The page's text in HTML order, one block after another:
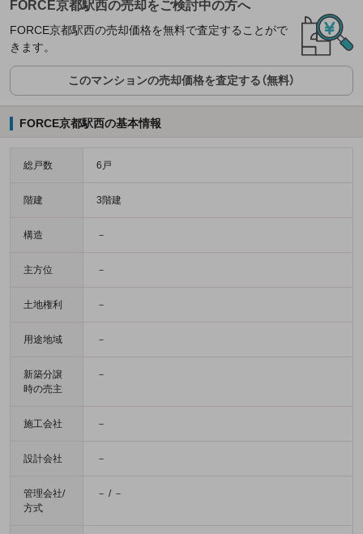
FORCE京都駅西の売却をご検討中の方へ
FORCE京都駅西の売却価格を無料で査定することがで
きます。
このマンションの売却価格を査定する（無料）
FORCE京都駅西の基本情報
総戸数 6戸
階建 3階建
構造 －
主方位 －
土地権利 －
用途地域 －
新築分譲
時の売主
－
施工会社 －
設計会社 －
管理会社/
方式
－ / －